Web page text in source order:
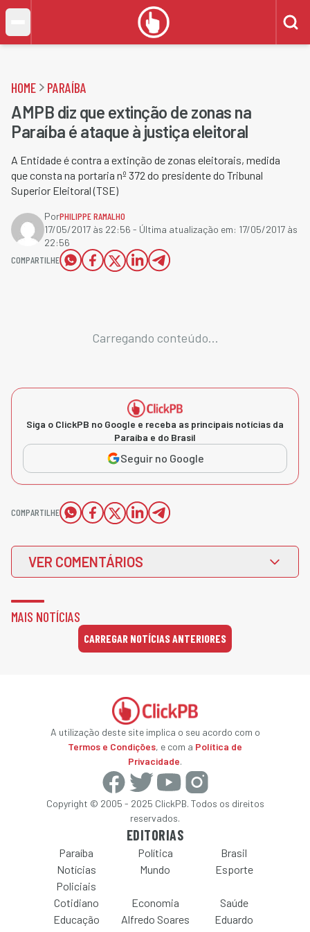
HOME PARAÍBA
AMPB diz que extinção de zonas na
Paraíba é ataque à justiça eleitoral
A Entidade é contra a extinção de zonas eleitorais, medida
que consta na portaria nº 372 do presidente do Tribunal
Superior Eleitoral (TSE)
PorPHILIPPE RAMALHO
17/05/2017 às 22:56 - Última atualização em: 17/05/2017 às
22:56
COMPARTILHE
Carregando conteúdo...
Siga o ClickPB no Google e receba as principais notícias da
Paraíba e do Brasil
Seguir no Google
COMPARTILHE
VER COMENTÁRIOS
MAIS NOTÍCIAS
CARREGAR NOTÍCIAS ANTERIORES
A utilização deste site implica o seu acordo com o
Termos e Condições, e com a Política de
Privacidade.
Copyright © 2005 - 2025 ClickPB. Todos os direitos
reservados.
EDITORIAS
Paraíba Política
Brasil
Notícias
Policiais
Mundo Esporte
Cotidiano Economia
Saúde
Educação
Alfredo Soares
Eduardo